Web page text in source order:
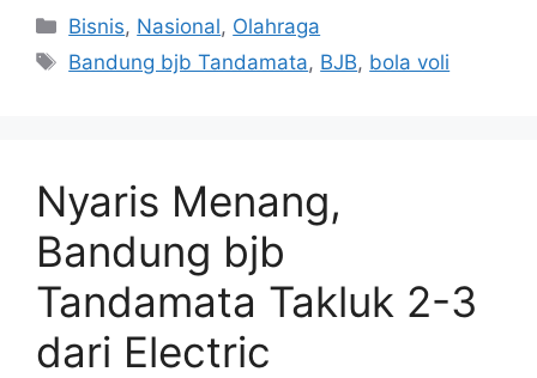
Kategori
Bisnis, Nasional, Olahraga
Tag
Bandung bjb Tandamata, BJB, bola voli
Nyaris Menang,
Bandung bjb
Tandamata Takluk 2-3
dari Electric